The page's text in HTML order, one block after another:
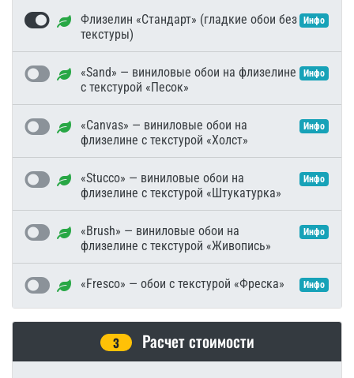
Флизелин «Стандарт» (гладкие обои без
текстуры)
Инфо
«Sand» — виниловые обои на флизелине
с текстурой «Песок»
Инфо
«Canvas» — виниловые обои на
флизелине с текстурой «Холст»
Инфо
«Stucco» — виниловые обои на
флизелине с текстурой «Штукатурка»
Инфо
«Brush» — виниловые обои на
флизелине с текстурой «Живопись»
Инфо
«Fresco» — обои с текстурой «Фреска» Инфо
3 Расчет стоимости